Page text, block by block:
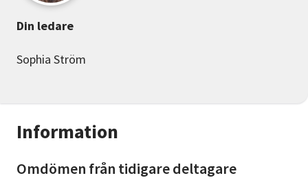
Information
Omdömen från tidigare deltagare
Din ledare
Sophia Ström